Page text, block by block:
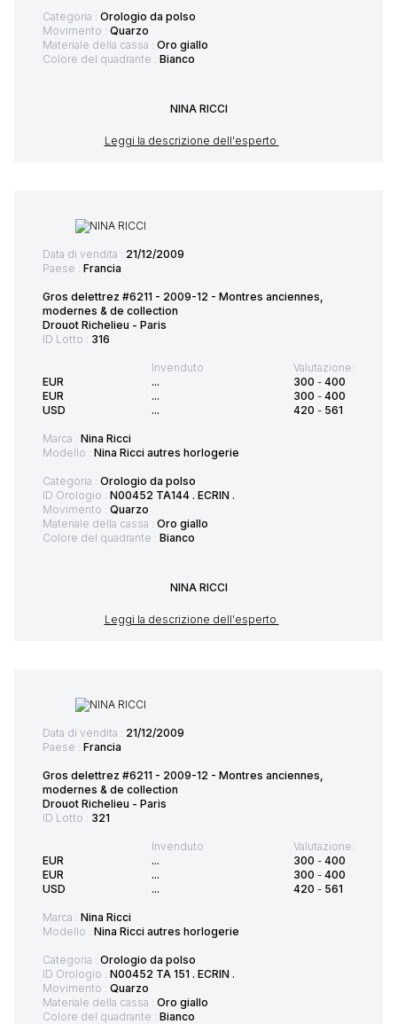
Categoria : Orologio da polso
Movimento : Quarzo
Materiale della cassa : Oro giallo
Colore del quadrante : Bianco
NINA RICCI
Leggi la descrizione dell'esperto
Data di vendita : 21/12/2009
Paese : Francia
Gros delettrez #6211 - 2009-12 - Montres anciennes,
modernes & de collection
Drouot Richelieu - Paris
ID Lotto : 316
EUR
EUR
USD
Invenduto
...
...
...
Valutazione:
300 - 400
300 - 400
420 - 561
Marca : Nina Ricci
Modello : Nina Ricci autres horlogerie
Categoria : Orologio da polso
ID Orologio : N00452 TA144 . ECRIN .
Movimento : Quarzo
Materiale della cassa : Oro giallo
Colore del quadrante : Bianco
NINA RICCI
Leggi la descrizione dell'esperto
Data di vendita : 21/12/2009
Paese : Francia
Gros delettrez #6211 - 2009-12 - Montres anciennes,
modernes & de collection
Drouot Richelieu - Paris
ID Lotto : 321
EUR
EUR
USD
Invenduto
...
...
...
Valutazione:
300 - 400
300 - 400
420 - 561
Marca : Nina Ricci
Modello : Nina Ricci autres horlogerie
Categoria : Orologio da polso
ID Orologio : N00452 TA 151 . ECRIN .
Movimento : Quarzo
Materiale della cassa : Oro giallo
Colore del quadrante : Bianco